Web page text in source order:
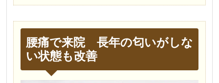
腰痛で来院 長年の匂いがしな
い状態も改善